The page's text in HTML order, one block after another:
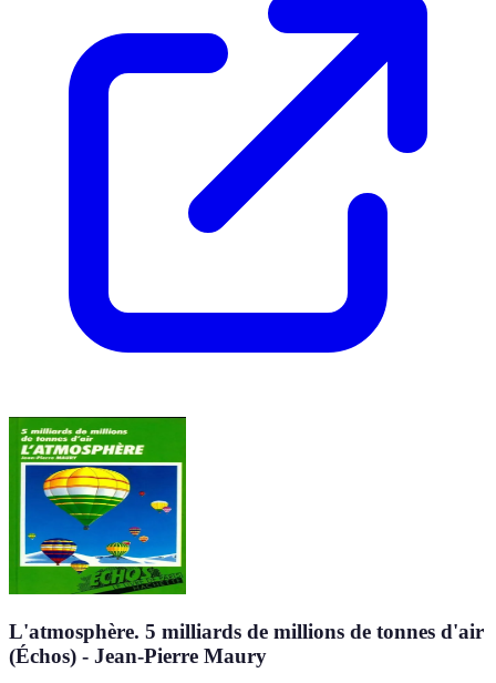
L'atmosphère. 5 milliards de millions de tonnes d'air
(Échos) - Jean-Pierre Maury